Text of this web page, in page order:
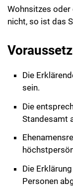
Wohnsitzes
nicht, so ist das
Die
sein.
Die
Standesamt
Die
Personen